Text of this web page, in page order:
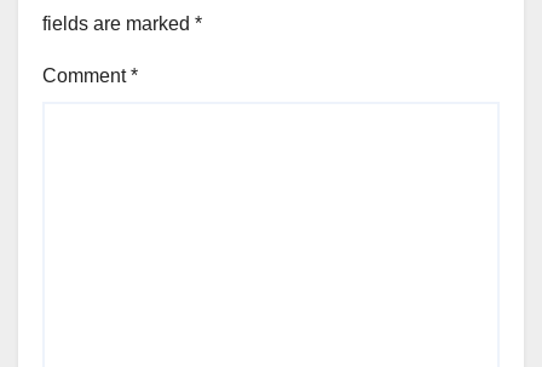
fields are marked *
Comment*